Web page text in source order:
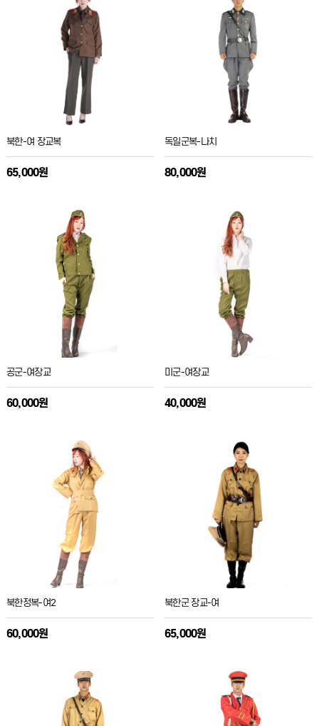
북한-여 장교복
65,000원
독일군복-나치
80,000원
공군-여장교
60,000원
미군-여장교
40,000원
북한정복-여2
60,000원
북한군 장교-여
65,000원